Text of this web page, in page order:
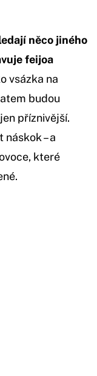
něco jiného
feijoa
vsázka na
budou
příznivější.
– a
které